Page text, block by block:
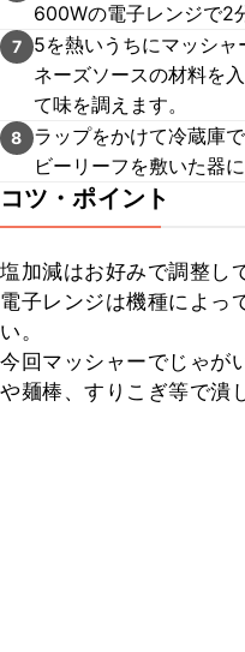
600Wの電子レンジで2
7
5を熱いうちにマッシ
ネーズソースの材料を
て味を調えます。
8
ラップをかけて冷蔵庫
ビーリーフを敷いた器
コツ・ポイント
塩加減はお好みで調整し
電子レンジは機種によっ
い。
今回マッシャーでじゃが
や麺棒、すりこぎ等で潰